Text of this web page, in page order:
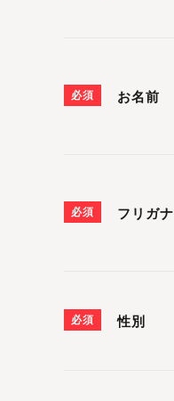
必須 お名前
必須 フリガナ
必須 性別